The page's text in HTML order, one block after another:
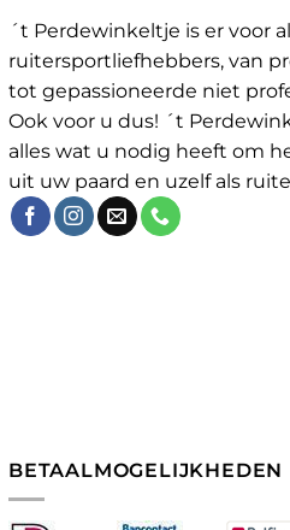
´t Perdewinkeltje is er voor
ruitersportliefhebbers, van
tot gepassioneerde niet
Ook voor u dus! ´t
alles wat u nodig heeft om
uit uw paard en uzelf als
BETAALMOGELIJKHEDEN